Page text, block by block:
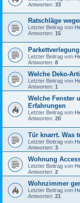
Antworten: 33
Ratschläge
Letzter Beitrag von
Antworten: 15
Parkettverlegung
Letzter Beitrag von
Antworten: 8
Welche Deko-
Letzter Beitrag von
Antworten: 1
Welche Fenster
Erfahrungen
Letzter Beitrag von
Antworten: 20
Tür knarrt. Was
Letzter Beitrag von
Antworten: 3
Wohnung
Letzter Beitrag von
Antworten: 2
Wohnzimmer
Letzter Beitrag von
Antworten: 21